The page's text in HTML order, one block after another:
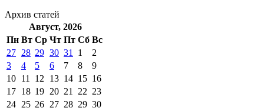
Архив статей
Август, 2026
Пн Вт Ср Чт Пт Cб Вс
27 28 29 30 31 1
2
3
4 5 6 7 8
9
10 11 12 13 14 15 16
17 18 19 20 21 22 23
24 25 26 27 28 29 30